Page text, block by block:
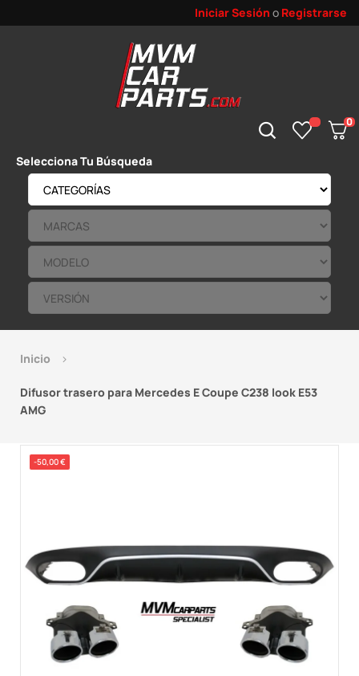
Iniciar Sesión o Registrarse
0
Selecciona Tu Búsqueda
Inicio
Difusor trasero para Mercedes E Coupe C238 look E53
AMG
-50,00 €